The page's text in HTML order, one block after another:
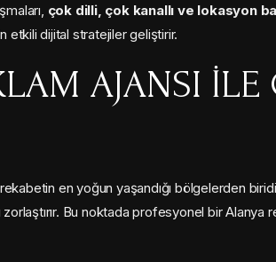
çok dilli, çok kanallı ve lokasyon
etkili dijital stratejiler geliştirir.
AJANSI
en yoğun yaşandığı bölgelerden
zorlaştırır. Bu noktada profesyonel bir Alanya